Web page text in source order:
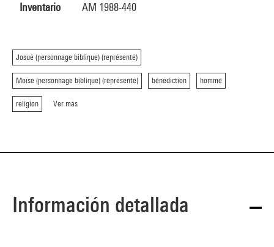
Inventario AM 1988-440
Josué (personnage biblique) (représenté)
Moïse (personnage biblique) (représenté) bénédiction homme
religion Ver más
Información detallada